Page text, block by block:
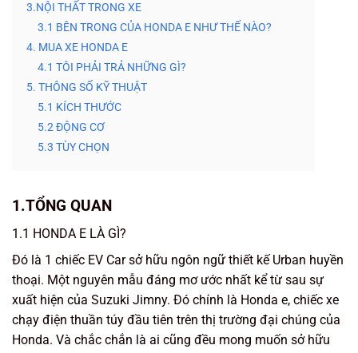
3.NỘI THẤT TRONG XE
3.1 BÊN TRONG CỦA HONDA E NHƯ THẾ NÀO?
4. MUA XE HONDA E
4.1 TÔI PHẢI TRẢ NHỮNG GÌ?
5. THÔNG SỐ KỸ THUẬT
5.1 KÍCH THƯỚC
5.2 ĐỘNG CƠ
5.3 TÙY CHỌN
1.TỔNG QUAN
1.1 HONDA E LÀ GÌ?
Đó là 1 chiếc EV Car sở hữu ngôn ngữ thiết kế Urban huyền
thoại. Một nguyên mẫu đáng mơ ước nhất kể từ sau sự
xuất hiện của Suzuki Jimny. Đó chính là Honda e, chiếc xe
chạy điện thuần túy đầu tiên trên thị trường đại chúng của
Honda. Và chắc chắn là ai cũng đều mong muốn sở hữu